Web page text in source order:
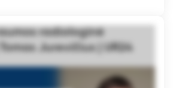
radiologinė
Jurevičius | UR24